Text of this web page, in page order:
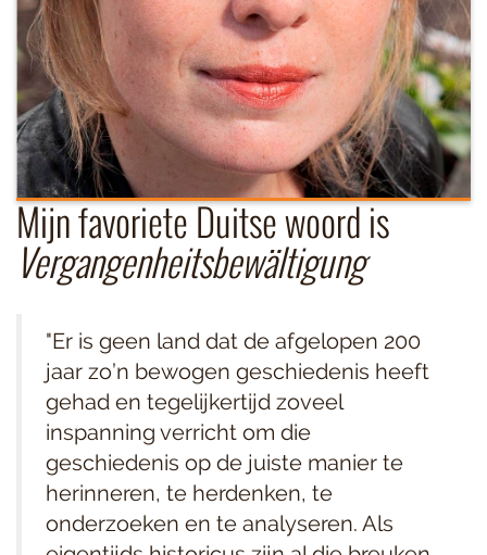
Mijn favoriete Duitse woord is
Vergangenheitsbewältigung
"Er is geen land dat de afgelopen 200
jaar zo’n bewogen geschiedenis heeft
gehad en tegelijkertijd zoveel
inspanning verricht om die
geschiedenis op de juiste manier te
herinneren, te herdenken, te
onderzoeken en te analyseren. Als